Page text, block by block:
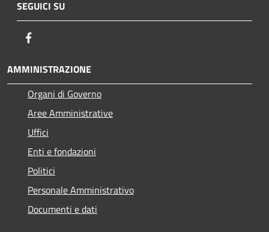
SEGUICI SU
AMMINISTRAZIONE
Organi di Governo
Aree Amministrative
Uffici
Enti e fondazioni
Politici
Personale Amministrativo
Documenti e dati